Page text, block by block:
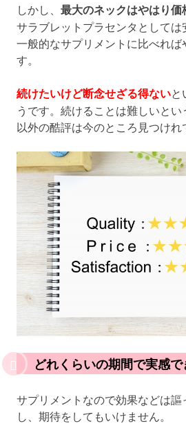
しかし、 最大のネックはやはり価
サラブレットプラセンタとして
一般的なサプリメントに比べれ
す。
続けたいけど断念せざる得ないと
うです。続けることは難しいと
以外の酷評は今のところ見つけれ
どれくらいの期間で実感で
サプリメントなので効果などは謳
し、期待をしてもいけません。